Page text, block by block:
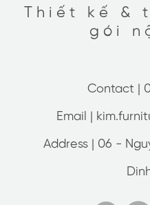
Thiết kế &
gói
Contact |
Email |
Address | 06 -